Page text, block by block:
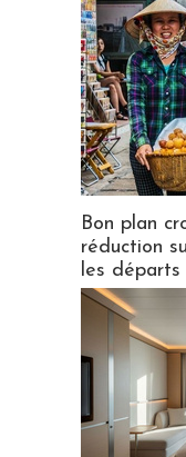
Bon plan
réduction
les